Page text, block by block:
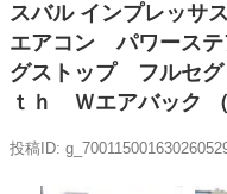
スバル インプレッサ
エアコン パワース
グストップ フルセ
ｔｈ Ｗエアバック （
投稿ID: